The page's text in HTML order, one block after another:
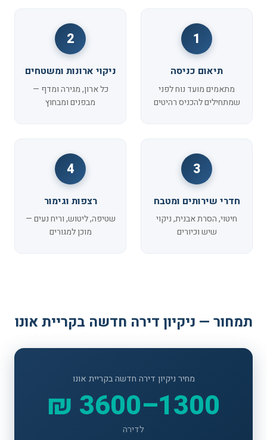
1
תיאום כניסה
מתאמים מועד נוח לפני
שמתחילים להכניס רהיטים
2
ניקוי ארונות ומשטחים
כל ארון, מגירה ומדף —
מבפנים ומבחוץ
3
חדרי שירותים ומטבח
חיטוי, הסרת אבנית, ניקוי
שיש וכיורים
4
רצפות וגימור
שטיפה, ליטוש, וריח נעים —
מוכן למגורים
תמחור — ניקיון דירה חדשה בקריית אונו
מחיר ניקיון דירה חדשה בקריית אונו
1300–3600 ₪
לדירה